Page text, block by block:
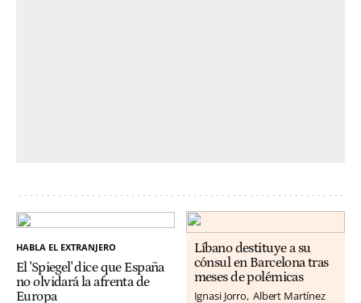
HABLA EL EXTRANJERO
El 'Spiegel' dice que España
no olvidará la afrenta de
Europa
Líbano destituye a su
cónsul en Barcelona tras
meses de polémicas
Ignasi Jorro Albert Martínez